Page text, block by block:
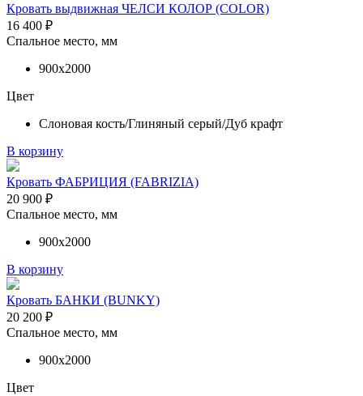
Кровать выдвижная ЧЕЛСИ КОЛОР (COLOR)
16 400 ₽
Спальное место, мм
900х2000
Цвет
Слоновая кость/Глиняный серый/Дуб крафт
В корзину
Кровать ФАБРИЦИЯ (FABRIZIA)
20 900 ₽
Спальное место, мм
900х2000
В корзину
Кровать БАНКИ (BUNKY)
20 200 ₽
Спальное место, мм
900х2000
Цвет